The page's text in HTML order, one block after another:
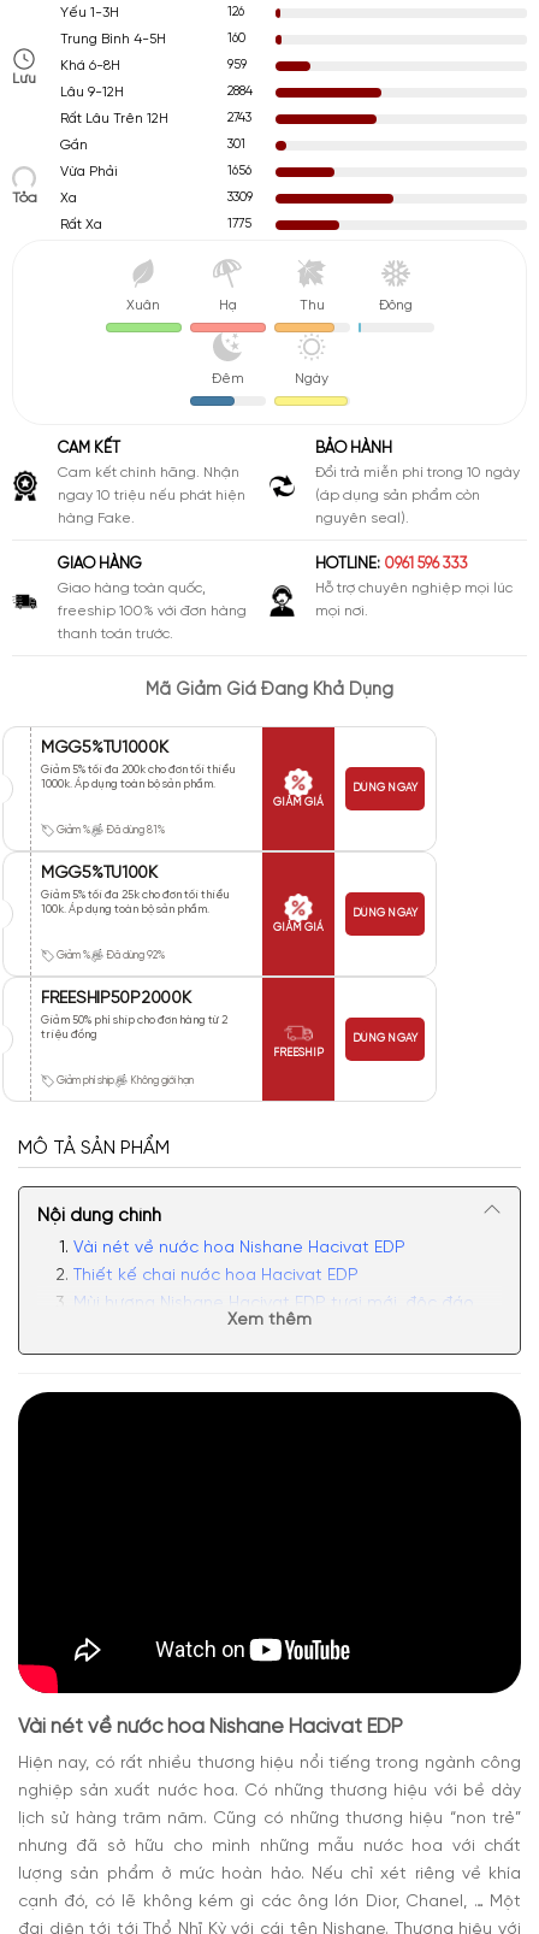
Lưu
Yếu 1-3H
126
Trung Bình 4-5H
160
Khá 6-8H
959
Lâu 9-12H
2884
Rất Lâu Trên 12H
2743
Tỏa
Gần
301
Vừa Phải
1656
Xa
3309
Rất Xa
1775
Xuân Hạ Thu Đông
Đêm Ngày
CAM KẾT
Cam kết chính hãng. Nhận
ngay 10 triệu nếu phát hiện
hàng Fake.
BẢO HÀNH
Đổi trả miễn phí trong 10 ngày
(áp dụng sản phẩm còn
nguyên seal).
GIAO HÀNG
Giao hàng toàn quốc,
freeship 100% với đơn hàng
thanh toán trước.
HOTLINE: 0961 596 333
Hỗ trợ chuyên nghiệp mọi lúc
mọi nơi.
Mã Giảm Giá Đang Khả Dụng
MGG5%TU1000K
Giảm 5% tối đa 200k cho đơn tối thiểu
1000k. Áp dụng toàn bộ sản phẩm.
Giảm % Đã dùng 81%
GIẢM GIÁ
DÙNG NGAY
MGG5%TU100K
Giảm 5% tối đa 25k cho đơn tối thiểu
100k. Áp dụng toàn bộ sản phẩm.
Giảm % Đã dùng 92%
GIẢM GIÁ
DÙNG NGAY
FREESHIP50P2000K
Giảm 50% phí ship cho đơn hàng từ 2
triệu đồng
Giảm phí ship Không giới hạn
FREESHIP
DÙNG NGAY
MÔ TẢ SẢN PHẨM
Nội dung chính
Vài nét về nước hoa Nishane Hacivat EDP
Thiết kế chai nước hoa Hacivat EDP
Mùi hương Nishane Hacivat EDP tươi mới, độc đáo
Xem thêm
Vài nét về nước hoa Nishane Hacivat EDP
Hiện nay, có rất nhiều thương hiệu nổi tiếng trong ngành công
nghiệp sản xuất nước hoa. Có những thương hiệu với bề dày
lịch sử hàng trăm năm. Cũng có những thương hiệu “non trẻ”
nhưng đã sở hữu cho mình những mẫu nước hoa với chất
lượng sản phẩm ở mức hoàn hảo. Nếu chỉ xét riêng về khía
cạnh đó, có lẽ không kém gì các ông lớn Dior, Chanel, … Một
đại diện tới tới Thổ Nhĩ Kỳ với cái tên Nishane. Thương hiệu với